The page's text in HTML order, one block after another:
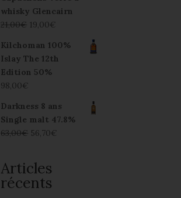
whisky Glencairn
21,00€ 19,00€
Kilchoman 100%
Islay The 12th
Edition 50%
98,00€
Darkness 8 ans
Single malt 47.8%
63,00€ 56,70€
Articles
récents